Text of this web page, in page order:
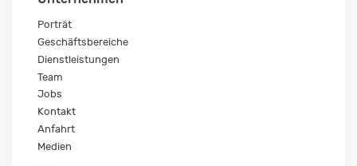
Porträt
Geschäftsbereiche
Dienstleistungen
Team
Jobs
Kontakt
Anfahrt
Medien